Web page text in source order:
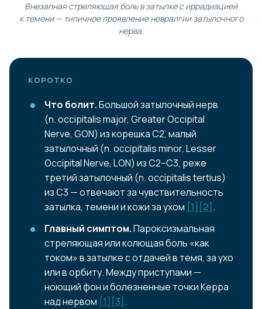
Внезапная стреляющая боль в затылке с иррадиацией
к темени — типичное проявление невралгии затылочного
нерва.
КОРОТКО
Что болит.Большой затылочный нерв
(n. occipitalis major, Greater Occipital
Nerve, GON) из корешка С2, малый
затылочный (n. occipitalis minor, Lesser
Occipital Nerve, LON) из С2–С3, реже
третий затылочный (n. occipitalis tertius)
из С3 — отвечают за чувствительность
затылка, темени и кожи за ухом [1] [2] .
Главный симптом.Пароксизмальная
стреляющая или колющая боль «как
током» в затылке с отдачей в темя, за ухо
или в орбиту. Между приступами —
ноющий фон и болезненные точки Керра
над нервом [1] [3] .